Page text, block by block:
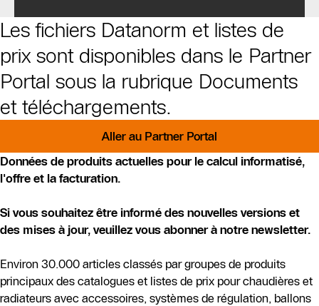
Les fichiers Datanorm et listes de
prix sont disponibles dans le Partner
Portal sous la rubrique Documents
et téléchargements.
Aller au Partner Portal
Données de produits actuelles pour le calcul informatisé,
l'offre et la facturation.
Si vous souhaitez être informé des nouvelles versions et
des mises à jour, veuillez vous abonner à notre newsletter.
Environ 30.000 articles classés par groupes de produits
principaux des catalogues et listes de prix pour chaudières et
radiateurs avec accessoires, systèmes de régulation, ballons